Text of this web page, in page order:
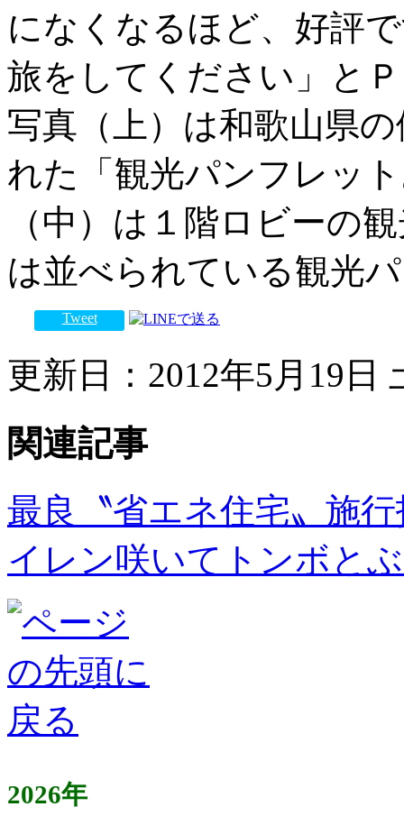
になくなるほど、好評
旅をしてください」と
写真（上）は和歌山県
れた「観光パンフレッ
（中）は１階ロビーの
は並べられている観光
Tweet
更新日：2012年5月19日
関連記事
最良〝省エネ住宅〟施
イレン咲いてトンボと
2026年